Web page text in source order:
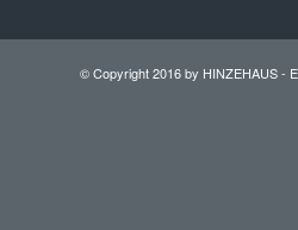
© Copyright 2016 by HINZEHAUS -